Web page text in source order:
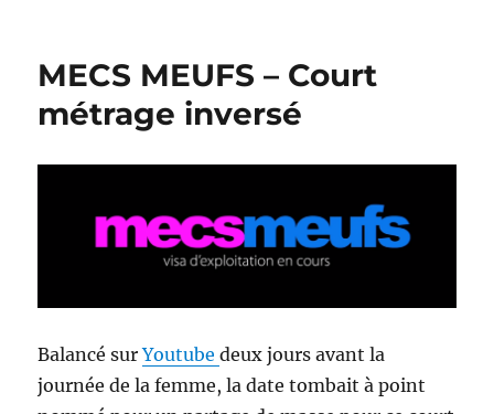
drone
MECS MEUFS – Court
métrage inversé
Balancé surYoutubedeux jours avant la
journée de la femme, la date tombait à point